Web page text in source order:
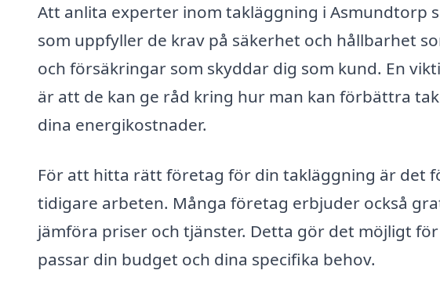
Att anlita experter inom takläggning i Asmundtorp
som uppfyller de krav på säkerhet och hållbarhet
och försäkringar som skyddar dig som kund. En
är att de kan ge råd kring hur man kan förbättra
dina energikostnader.
För att hitta rätt företag för din takläggning är det
tidigare arbeten. Många företag erbjuder också
jämföra priser och tjänster. Detta gör det möjligt
passar din budget och dina specifika behov.